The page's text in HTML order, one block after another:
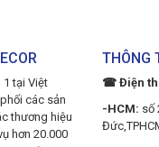
1 tại Việt
các sản
thương hiệu
hơn 20.000
THÔNG
☎ Điện
-HCM: số